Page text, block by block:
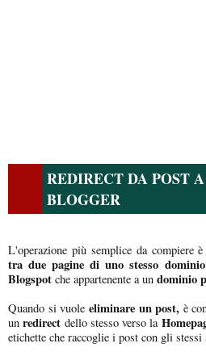
REDIRECT DA POST
BLOGGER
L'operazione più semplice da compiere
tra due pagine di uno stesso dominio
Blogspot che appartenente a un dominio
Quando si vuole eliminare un post, è
unredirect dello stesso verso la
etichette che raccoglie i post con gli stessi